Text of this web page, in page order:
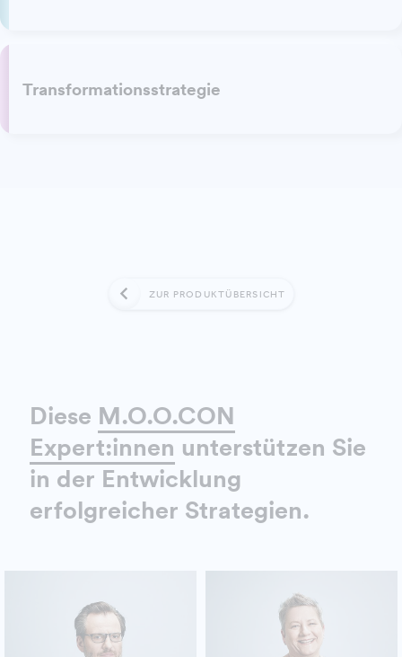
Transformationsstrategie
ZUR PRODUKTÜBERSICHT
Diese M.O.O.CON
Expert:innen unterstützen Sie
in der Entwicklung
erfolgreicher Strategien.